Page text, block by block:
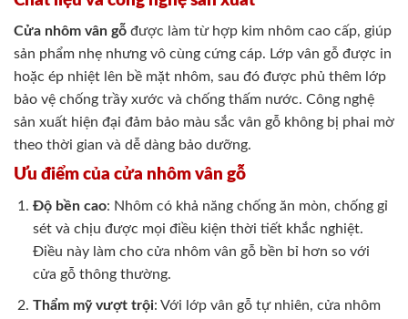
Cửa nhôm vân gỗ được làm từ hợp kim nhôm cao cấp, giúp
sản phẩm nhẹ nhưng vô cùng cứng cáp. Lớp vân gỗ được in
hoặc ép nhiệt lên bề mặt nhôm, sau đó được phủ thêm lớp
bảo vệ chống trầy xước và chống thấm nước. Công nghệ
sản xuất hiện đại đảm bảo màu sắc vân gỗ không bị phai mờ
theo thời gian và dễ dàng bảo dưỡng.
Ưu điểm của cửa nhôm vân gỗ
Độ bền cao: Nhôm có khả năng chống ăn mòn, chống gỉ
sét và chịu được mọi điều kiện thời tiết khắc nghiệt.
Điều này làm cho cửa nhôm vân gỗ bền bỉ hơn so với
cửa gỗ thông thường.
Thẩm mỹ vượt trội: Với lớp vân gỗ tự nhiên, cửa nhôm